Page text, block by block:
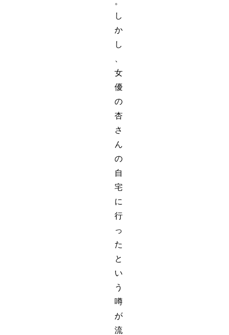
し
か
し
女
優
の
杏
さ
ん
の
自
宅
に
行
っ
た
と
い
う
噂
が
流